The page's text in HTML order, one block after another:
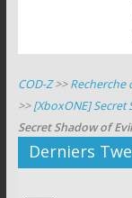
Duty
COD-Z>>Recherche
>>[XboxONE] Secret
Secret Shadow of Evil
Derniers